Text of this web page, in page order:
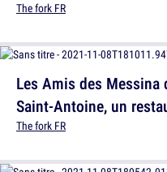
The fork FR
Les Amis des Messina
Saint-Antoine, un
The fork FR